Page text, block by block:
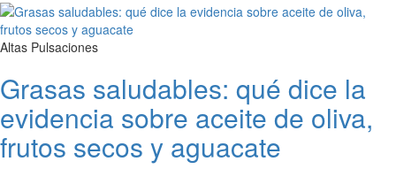
Altas Pulsaciones
Grasas saludables: qué dice la
evidencia sobre aceite de oliva,
frutos secos y aguacate